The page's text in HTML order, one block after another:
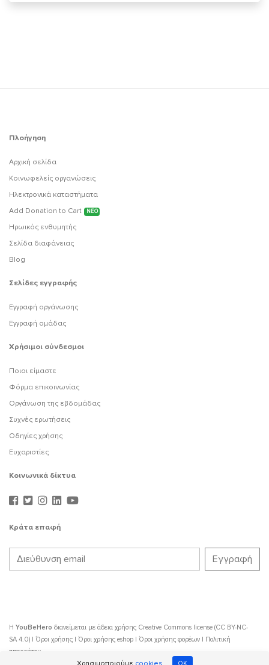
Πλοήγηση
Αρχική σελίδα
Κοινωφελείς οργανώσεις
Ηλεκτρονικά καταστήματα
Add Donation to Cart
ΝΕΟ
Ηρωικός ενθυμητής
Σελίδα διαφάνειας
Blog
Σελίδες εγγραφής
Εγγραφή οργάνωσης
Εγγραφή ομάδας
Χρήσιμοι σύνδεσμοι
Ποιοι είμαστε
Φόρμα επικοινωνίας
Οργάνωση της εβδομάδας
Συχνές ερωτήσεις
Οδηγίες χρήσης
Ευχαριστίες
Κοινωνικά δίκτυα
Κράτα επαφή
Η YouBeHero διανείμεται με άδεια χρήσης Creative Commons license (CC BY-NC-
SA 4.0)
Όροι χρήσης Όροι χρήσης eshop Όροι χρήσης φορέων
Πολιτική
απορρήτου